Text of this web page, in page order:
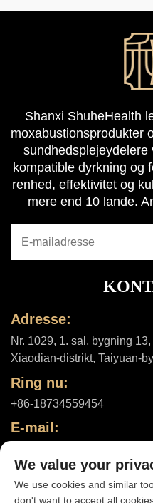
Shanxi ShuheHealth
moxabustionsprodukter
sundhedsplejeydelere
kompatible dyrkning og
renhed, effektivitet og
mere end 10 lande.
Adresse:
Nr. 1029, 1. sal, bygning
Xiaodian-distrikt, Taiyuan-
Ring nu:
+86-18734559454
E-mail:
We value your
We use cookies and similar
don't want to accept all